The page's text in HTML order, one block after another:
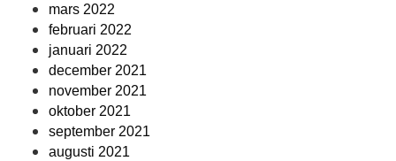
mars 2022
februari 2022
januari 2022
december 2021
november 2021
oktober 2021
september 2021
augusti 2021